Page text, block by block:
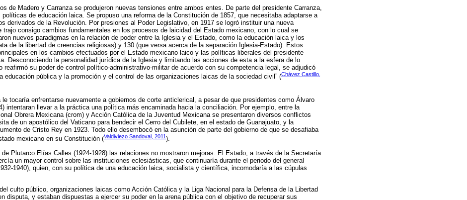
de Madero y Carranza se produjeron nuevas tensiones entre ambos entes. De parte del presidente Carranza,
políticas de educación laica. Se propuso una reforma de la Constitución de 1857, que necesitaba adaptarse a
derivados de la Revolución. Por presiones al Poder Legislativo, en 1917 se logró instituir una nueva
trajo consigo cambios fundamentales en los procesos de laicidad del Estado mexicano, con lo cual se
nuevos paradigmas en la relación de poder entre la Iglesia y el Estado, como la educación laica y los
de la libertad de creencias religiosas) y 130 (que versa acerca de la separación Iglesia-Estado). Estos
en los cambios efectuados por el Estado mexicano laico y las políticas liberales del presidente
Desconociendo la personalidad jurídica de la Iglesia y limitando las acciones de esta a la esfera de lo
reafirmó su poder de control político-administrativo-militar de acuerdo con su competencia legal, se adjudicó
educación pública y la promoción y el control de las organizaciones laicas de la sociedad civil” (Chávez Castillo,
tocaría enfrentarse nuevamente a gobiernos de corte anticlerical, a pesar de que presidentes como Álvaro
intentaran llevar a la práctica una política más encaminada hacia la conciliación. Por ejemplo, entre la
Obrera Mexicana (crom) y Acción Católica de la Juventud Mexicana se presentaron diversos conflictos
de un apostólico del Vaticano para bendecir el Cerro del Cubilete, en el estado de Guanajuato, y la
de Cristo Rey en 1923. Todo ello desembocó en la asunción de parte del gobierno de que se desafiaba
mexicano en su Constitución (Valdiviezo Sandoval, 2011).
de Plutarco Elías Calles (1924-1928) las relaciones no mostraron mejoras. El Estado, a través de la Secretaría
un mayor control sobre las instituciones eclesiásticas, que continuaría durante el periodo del general
1940), quien, con su política de una educación laica, socialista y científica, incomodaría a las cúpulas
culto público, organizaciones laicas como Acción Católica y la Liga Nacional para la Defensa de la Libertad
disputa, y estaban dispuestas a ejercer su poder en la arena pública con el objetivo de recuperar sus